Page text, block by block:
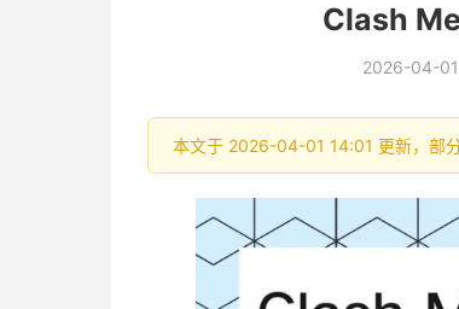
Clash
2026-04-01
本文于 2026-04-01 14:01 更新，部